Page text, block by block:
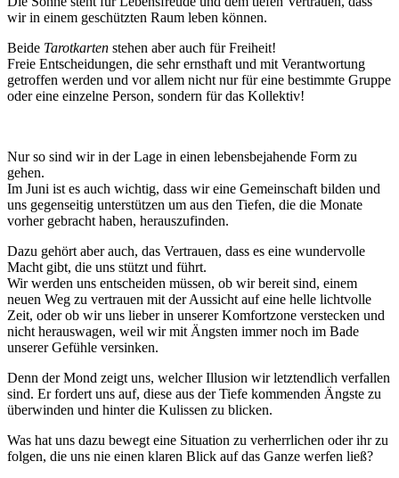
wir in einem geschützten Raum leben können.
Beide Tarotkarten stehen aber auch für Freiheit!
Freie Entscheidungen, die sehr ernsthaft und mit Verantwortung
getroffen werden und vor allem nicht nur für eine bestimmte Gruppe
oder eine einzelne Person, sondern für das Kollektiv!
Nur so sind wir in der Lage in einen lebensbejahende Form zu
gehen.
Im Juni ist es auch wichtig, dass wir eine Gemeinschaft bilden und
uns gegenseitig unterstützen um aus den Tiefen, die die Monate
vorher gebracht haben, herauszufinden.
Dazu gehört aber auch, das Vertrauen, dass es eine wundervolle
Macht gibt, die uns stützt und führt.
Wir werden uns entscheiden müssen, ob wir bereit sind, einem
neuen Weg zu vertrauen mit der Aussicht auf eine helle lichtvolle
Zeit, oder ob wir uns lieber in unserer Komfortzone verstecken und
nicht herauswagen, weil wir mit Ängsten immer noch im Bade
unserer Gefühle versinken.
Denn der Mond zeigt uns, welcher Illusion wir letztendlich verfallen
sind. Er fordert uns auf, diese aus der Tiefe kommenden Ängste zu
überwinden und hinter die Kulissen zu blicken.
Was hat uns dazu bewegt eine Situation zu verherrlichen oder ihr zu
folgen, die uns nie einen klaren Blick auf das Ganze werfen ließ?